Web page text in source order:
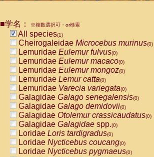
■学名： ※複数選択可・or検索
All species(1)
Cheirogaleidae Microcebus murinus(0)
Lemuridae Eulemur fulvus(0)
Lemuridae Eulemur macaco(0)
Lemuridae Eulemur mongoz(0)
Lemuridae Lemur catta(0)
Lemuridae Varecia variegata(0)
Galagidae Galago senegalensis(0)
Galagidae Galago demidovii(0)
Galagidae Otolemur crassicaudatus(0)
Galagidae Galagidae spp.(0)
Loridae Loris tardigradus(0)
Loridae Nycticebus coucang(0)
Loridae Nycticebus pygmaeus(0)